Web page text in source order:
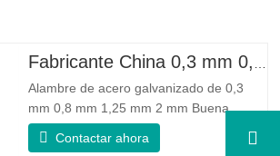
Alambre de acero galvanizado de 0,3
mm 0,8 mm 1,25 mm 2 mm Buena
confiabilidad: Puede mejorar algunos
nudos, rebabas y óxido en el alambre de
Contactar ahora